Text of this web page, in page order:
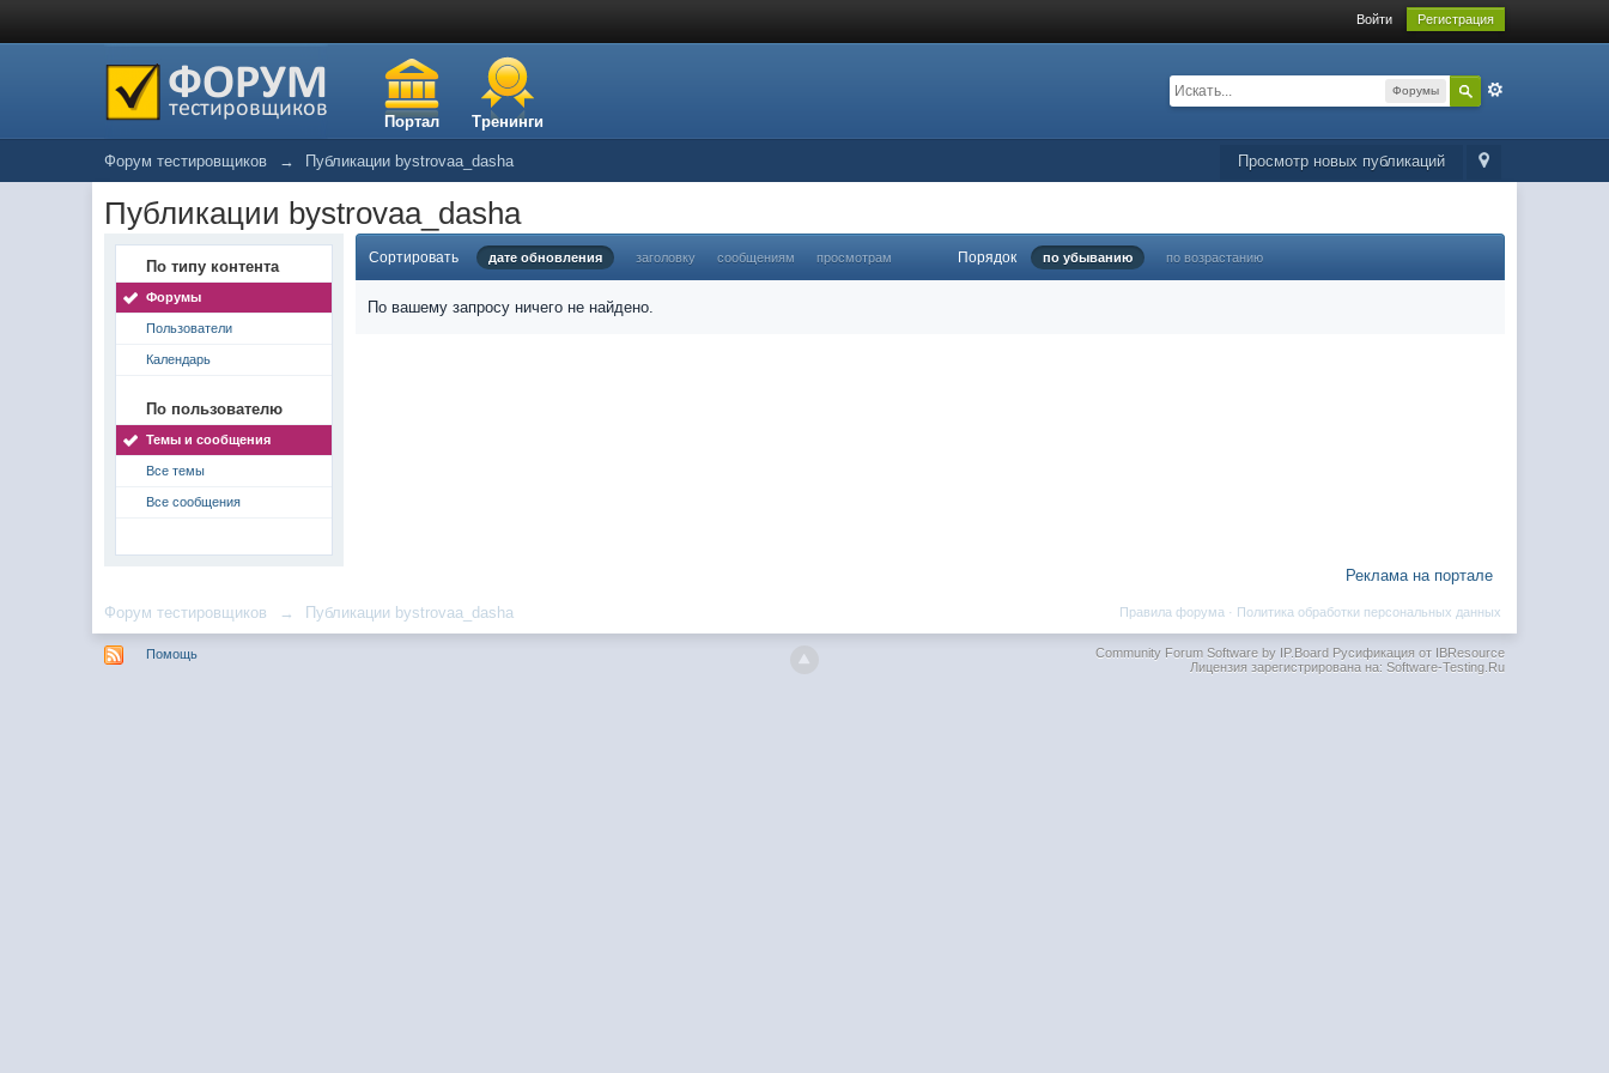
Войти Регистрация
Портал Тренинги
Форумы
Просмотр новых публикаций
Форум тестировщиков → Публикации bystrovaa_dasha
Публикации bystrovaa_dasha
По типу контента
Форумы
Пользователи
Календарь
По пользователю
Темы и сообщения
Все темы
Все сообщения
Сортировать дате обновления заголовку сообщениям просмотрам Порядок по убыванию по возрастанию
По вашему запросу ничего не найдено.
Реклама на портале
Форум тестировщиков → Публикации bystrovaa_dasha Политика обработки персональных данных
Правила форума ·
Помощь Community Forum Software by IP.BoardРусификация от IBResource
Лицензия зарегистрирована на: Software-Testing.Ru